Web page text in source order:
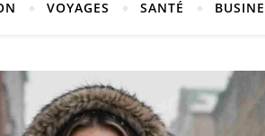
ch-
VOYAGES SANTÉ